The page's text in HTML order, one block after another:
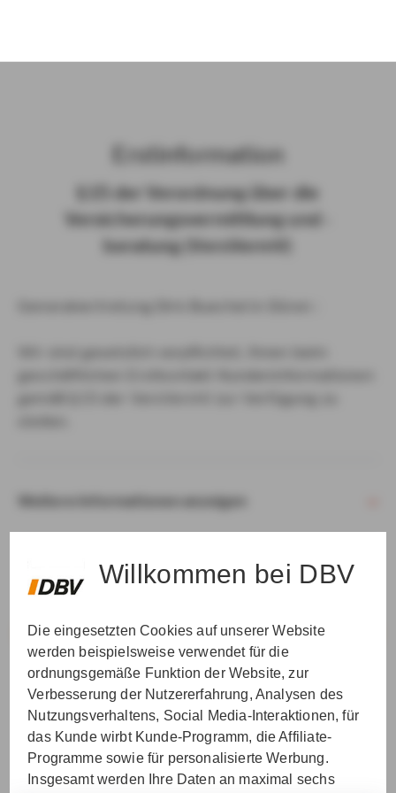
Willkommen bei DBV
Die eingesetzten Cookies auf unserer Website
werden beispielsweise verwendet für die
ordnungsgemäße Funktion der Website, zur
Verbesserung der Nutzererfahrung, Analysen des
Nutzungsverhaltens, Social Media-Interaktionen, für
das Kunde wirbt Kunde-Programm, die Affiliate-
Programme sowie für personalisierte Werbung.
Insgesamt werden Ihre Daten an maximal sechs
Erst­in­for­ma­ti­on
§ 15 der Ver­ord­nung über die
Ver­si­che­rungs­ver­mitt­lung und -​
beratung (Vers­VermV)
Weitere Informationen anzeigen
VER­STAN­DEN & WEI­TER